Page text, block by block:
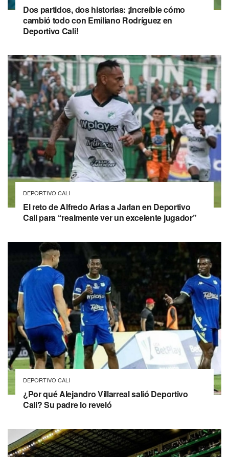
Dos partidos, dos historias: ¡Increíble cómo
cambió todo con Emiliano Rodríguez en
Deportivo Cali!
DEPORTIVO CALI
El reto de Alfredo Arias a Jarlan en Deportivo
Cali para “realmente ver un excelente jugador”
DEPORTIVO CALI
¿Por qué Alejandro Villarreal salió Deportivo
Cali? Su padre lo reveló